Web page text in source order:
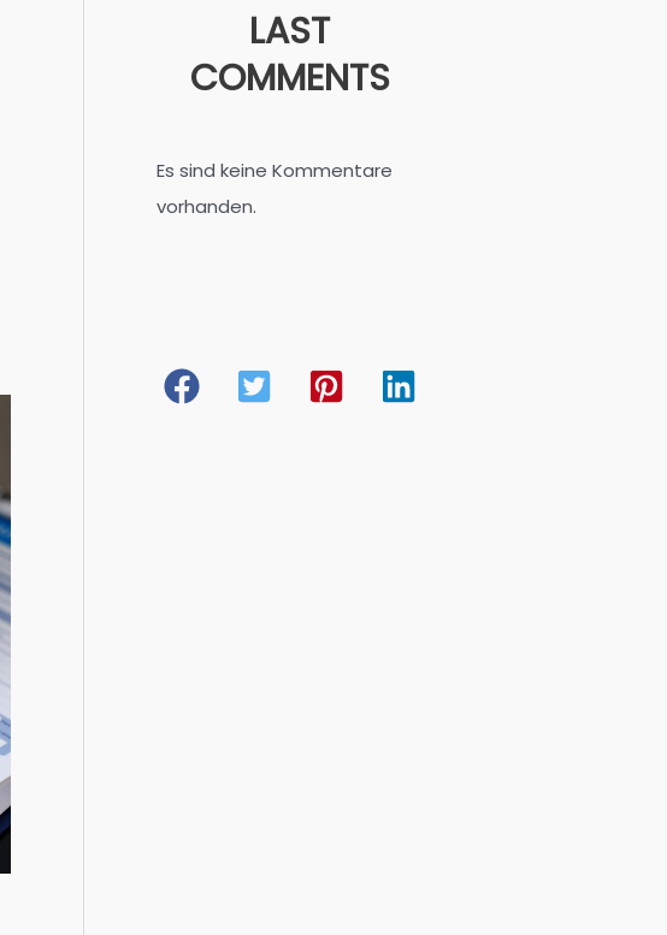
LAST
COMMENTS
Es sind keine Kommentare
vorhanden.